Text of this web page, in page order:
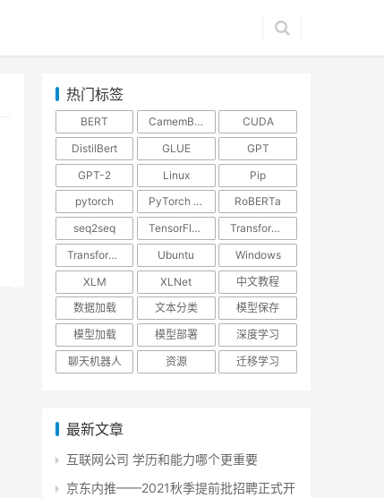
热门标签
BERT CamemBERT
CUDA
DistilBert
GLUE
GPT
GPT-2
Linux
Pip
pytorch
PyTorch 安装教程
RoBERTa
seq2seq
TensorFlow
Transformer-XL
Transformers
Ubuntu
Windows
XLM
XLNet
中文教程
数据加载
文本分类
模型保存
模型加载
模型部署
深度学习
聊天机器人
资源 迁移学习
最新文章
互联网公司 学历和能力哪个更重要
京东内推——2021秋季提前批招聘正式开